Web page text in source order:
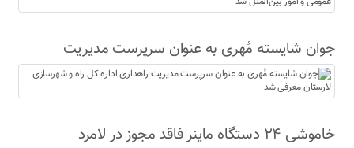
جوان شایسته مُهری به عنوان سرپرست مدیریت
راهداری اداره کل راه و شهرسازی لارستان معرفی شد
خاموشی ۲۴ دستگاه ماینر فاقد مجوز در لامرد